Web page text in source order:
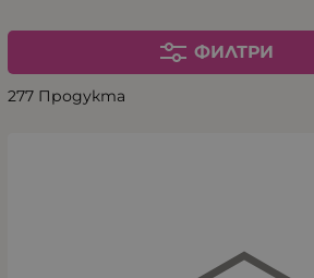
ФИЛТРИ
277 Продукта